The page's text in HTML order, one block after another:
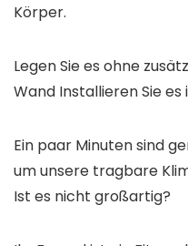
Körper.
Legen Sie es ohne
Wand Installieren Sie
Ein paar Minuten sind
um unsere tragbare
Ist es nicht großartig?